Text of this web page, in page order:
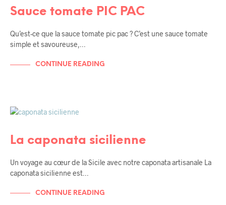
Sauce tomate PIC PAC
Qu’est-ce que la sauce tomate pic pac ? C’est une sauce tomate
simple et savoureuse,…
CONTINUE READING
La caponata sicilienne
Un voyage au cœur de la Sicile avec notre caponata artisanale La
caponata sicilienne est…
CONTINUE READING